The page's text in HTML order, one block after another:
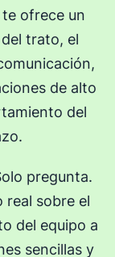
ofrece un
trato, el
de alto
del
pregunta.
real sobre el
del equipo a
sencillas y